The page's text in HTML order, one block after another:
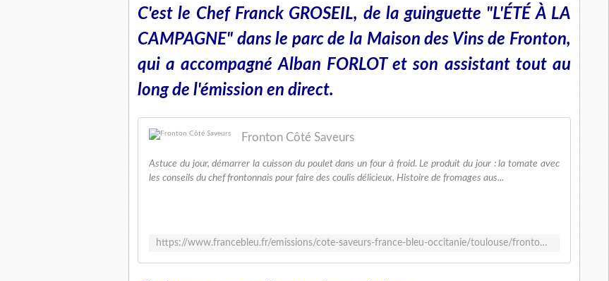
C'est le Chef Franck GROSEIL, de la guinguette "L'ÉTÉ À LA
CAMPAGNE" dans le parc de la Maison des Vins de Fronton,
qui a accompagné Alban FORLOT et son assistant tout au
long de l'émission en direct.
Fronton Côté Saveurs
Astuce du jour, démarrer la cuisson du poulet dans un four à froid. Le produit du jour : la tomate avec
les conseils du chef frontonnais pour faire des coulis délicieux. Histoire de fromages aus...
https://www.francebleu.fr/emissions/cote-saveurs-france-bleu-occitanie/toulouse/fronton-cote-saveurs